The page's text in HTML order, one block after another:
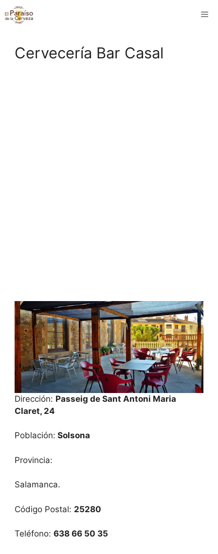
Saltar
al
Cervecería Bar Casal
Dirección: Passeig de Sant Antoni Maria
Claret, 24
Población: Solsona
Provincia:
Salamanca.
Código Postal: 25280
Teléfono: 638 66 50 35